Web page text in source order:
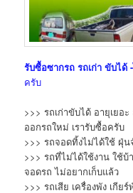
รับซื้อซากรถ รถเก่า ขับได้
ครับ
>>> รถเก่าขับได้ อายุเยอ
ออกรถใหม่ เรารับซื้อครับ
>>> รถจอดทิ้งไม่ได้ใช้ ฝุ่
>>> รถที่ไม่ได้ใช้งาน ใช้บ้
จอดรถ ไม่อยากเก็บแล้ว
>>> รถเสีย เครื่องพัง เกีย